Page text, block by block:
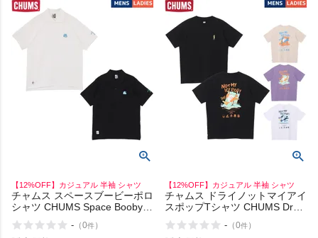
インフィット INFIT
サックス SAXX
オン On
ベースボールマリオ（野球商品）
お気に入り
【12%OFF】カジュアル 半袖 シャツ
チャムス スペースブービーポロ
シャツ CHUMS Space Booby
Polo Shirt
- （0件）
【12%OFF】カジュアル 半袖 シャツ
チャムス ドライノットマイアイ
スポップTシャツ CHUMS Dry
Not My Ice Pop T-Shirt
- （0件）